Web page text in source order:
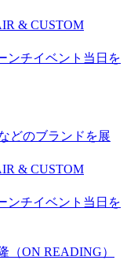
& CUSTOM
ンチイベント当日を
どのブランドを展
& CUSTOM
ンチイベント当日を
（ON READING）